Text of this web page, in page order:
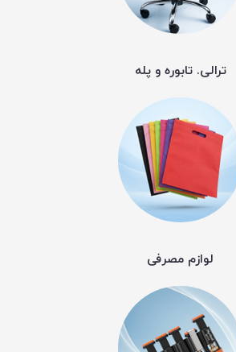
ترالی. تابوره و پله
لوازم مصرفی